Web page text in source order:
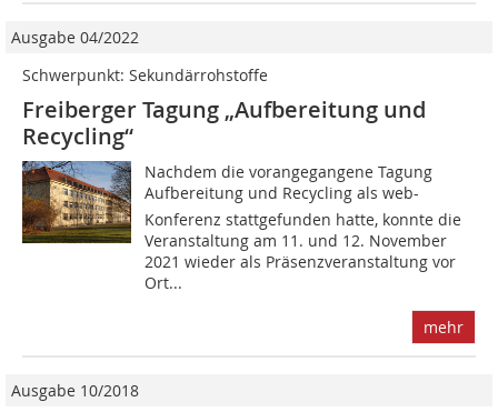
Ausgabe 04/2022
Schwerpunkt: Sekundärrohstoffe
Freiberger Tagung „Aufbereitung und
Recycling“
Nachdem die vorangegangene Tagung
Aufbereitung und Recycling als web-
Konferenz stattgefunden hatte, konnte die
Veranstaltung am 11. und 12. November
2021 wieder als Präsenzveranstaltung vor
Ort...
mehr
Ausgabe 10/2018